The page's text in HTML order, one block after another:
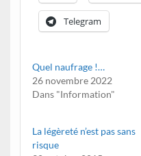
Telegram
Quel naufrage !…
26 novembre 2022
Dans "Information"
La légèreté n’est pas sans
risque